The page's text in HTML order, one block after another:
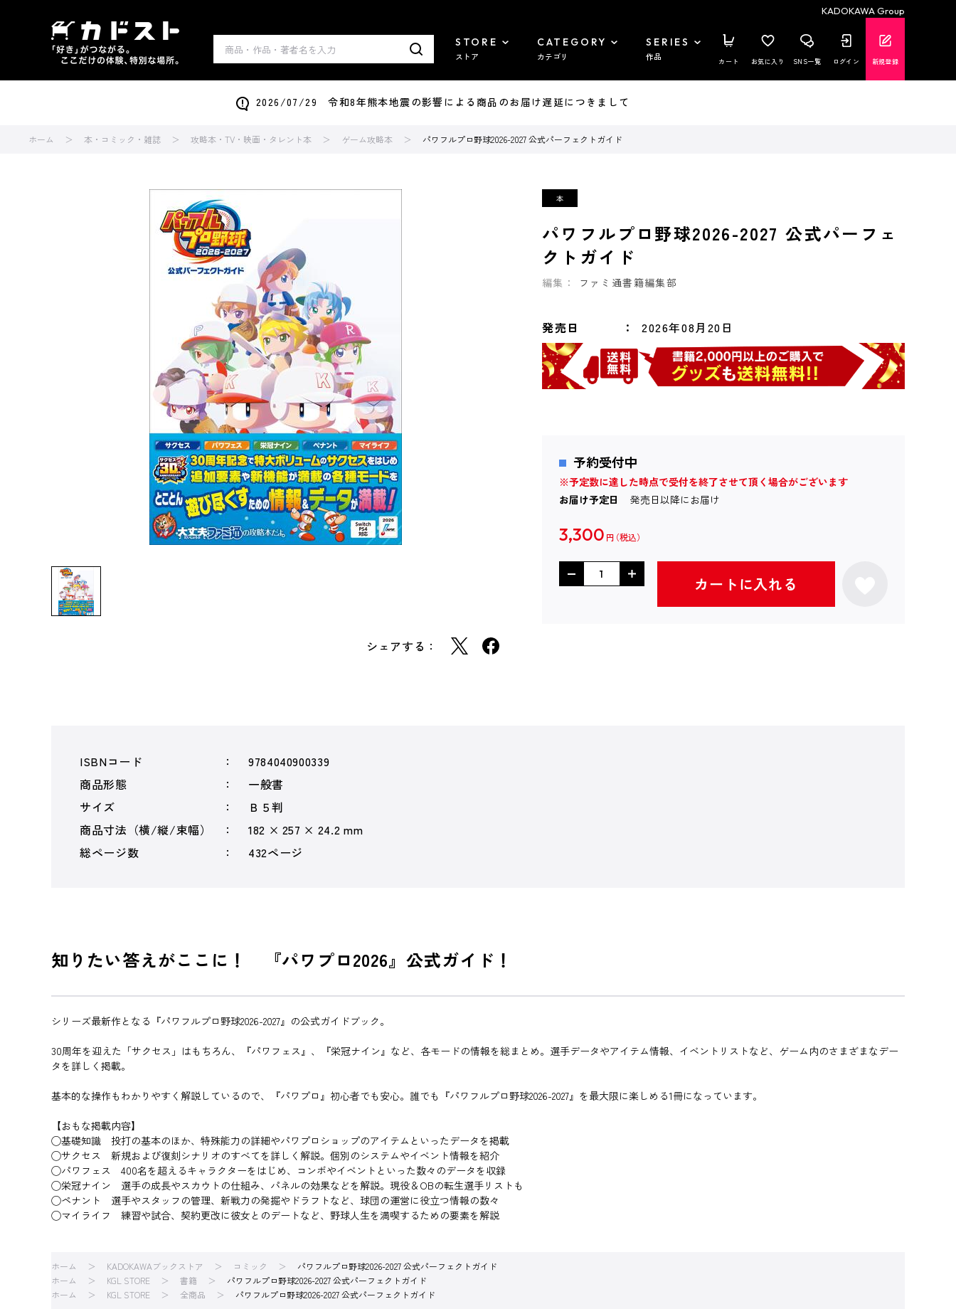
KADOKAWA Group
STORE
ストア
CATEGORY
カテゴリ
SERIES
作品 カート お気に入り SNS一覧 ログイン 新規登録
2026/07/29 令和8年熊本地震の影響による商品のお届け遅延につきまして
ホーム 本・コミック・雑誌 攻略本・TV・映画・タレント本 ゲーム攻略本 パワフルプロ野球2026-2027 公式パーフェクトガイド
シェアする：
パワフルプロ野球2026-2027 公式パーフェ
クトガイド
編集： ファミ通書籍編集部
発売日 2026年08月20日
予約受付中
※予定数に達した時点で受付を終了させて頂く場合がございます
お届け予定日
発売日以降にお届け
3,300 円
カートに入れる
ISBNコード
9784040900339
商品形態
一般書
サイズ
Ｂ５判
商品寸法（横/縦/束幅）
182 × 257 × 24.2 mm
総ページ数
432ページ
知りたい答えがここに！ 『パワプロ2026』公式ガイド！
シリーズ最新作となる『パワフルプロ野球2026-2027』の公式ガイドブック。
30周年を迎えた「サクセス」はもちろん、『パワフェス』、『栄冠ナイン』など、各モードの情報を総まとめ。選手データやアイテム情報、イベントリストなど、ゲーム内のさまざまなデー
タを詳しく掲載。
基本的な操作もわかりやすく解説しているので、『パワプロ』初心者でも安心。誰でも『パワフルプロ野球2026-2027』を最大限に楽しめる1冊になっています。
【おもな掲載内容】
◯基礎知識 投打の基本のほか、特殊能力の詳細やパワプロショップのアイテムといったデータを掲載
◯サクセス 新規および復刻シナリオのすべてを詳しく解説。個別のシステムやイベント情報を紹介
◯パワフェス 400名を超えるキャラクターをはじめ、コンボやイベントといった数々のデータを収録
◯栄冠ナイン 選手の成長やスカウトの仕組み、パネルの効果などを解説。現役＆OBの転生選手リストも
◯ペナント 選手やスタッフの管理、新戦力の発掘やドラフトなど、球団の運営に役立つ情報の数々
◯マイライフ 練習や試合、契約更改に彼女とのデートなど、野球人生を満喫するための要素を解説
ホーム KADOKAWAブックストア コミック
パワフルプロ野球2026-2027 公式パーフェクトガイド
ホーム
KGL STORE 書籍
パワフルプロ野球2026-2027 公式パーフェクトガイド
ホーム
KGL STORE 全商品 パワフルプロ野球2026-2027 公式パーフェクトガイド